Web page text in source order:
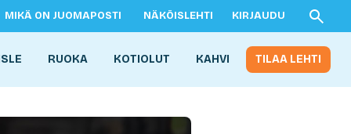
MIKÄ ON JUOMAPOSTI NÄKÖISLEHTI KIRJAUDU
RUOKA KOTIOLUT KAHVI TILAA LEHTI